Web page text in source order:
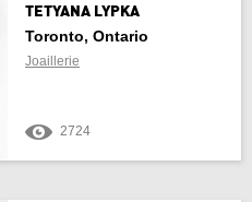
TETYANA LYPKA
Toronto, Ontario
Joaillerie
2724